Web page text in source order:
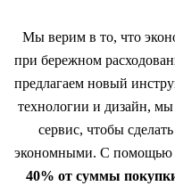
Мы верим в то, что
при бережном
предлагаем новый
технологии и дизайн,
сервис, чтобы
экономными. С помощью
40% от суммы